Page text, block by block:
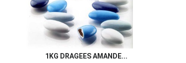
1KG DRAGEES AMANDE...